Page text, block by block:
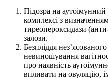
Підозра на
комплексі з
тиреопероксидази
залози.
Безпліддя
невиношування
про наявність
впливати на овуляцію,